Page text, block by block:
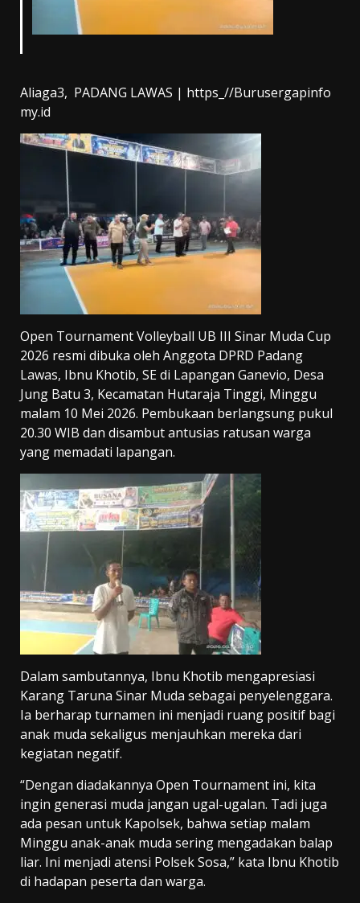
Aliaga3, PADANG LAWAS | https_//Burusergapinfo
my.id
Open Tournament Volleyball UB III Sinar Muda Cup
2026 resmi dibuka oleh Anggota DPRD Padang
Lawas, Ibnu Khotib, SE di Lapangan Ganevio, Desa
Jung Batu 3, Kecamatan Hutaraja Tinggi, Minggu
malam 10 Mei 2026. Pembukaan berlangsung pukul
20.30 WIB dan disambut antusias ratusan warga
yang memadati lapangan.
Dalam sambutannya, Ibnu Khotib mengapresiasi
Karang Taruna Sinar Muda sebagai penyelenggara.
Ia berharap turnamen ini menjadi ruang positif bagi
anak muda sekaligus menjauhkan mereka dari
kegiatan negatif.
“Dengan diadakannya Open Tournament ini, kita
ingin generasi muda jangan ugal-ugalan. Tadi juga
ada pesan untuk Kapolsek, bahwa setiap malam
Minggu anak-anak muda sering mengadakan balap
liar. Ini menjadi atensi Polsek Sosa,” kata Ibnu Khotib
di hadapan peserta dan warga.